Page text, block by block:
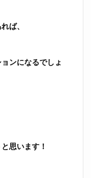
ば、
ンになるでしょ
思います！